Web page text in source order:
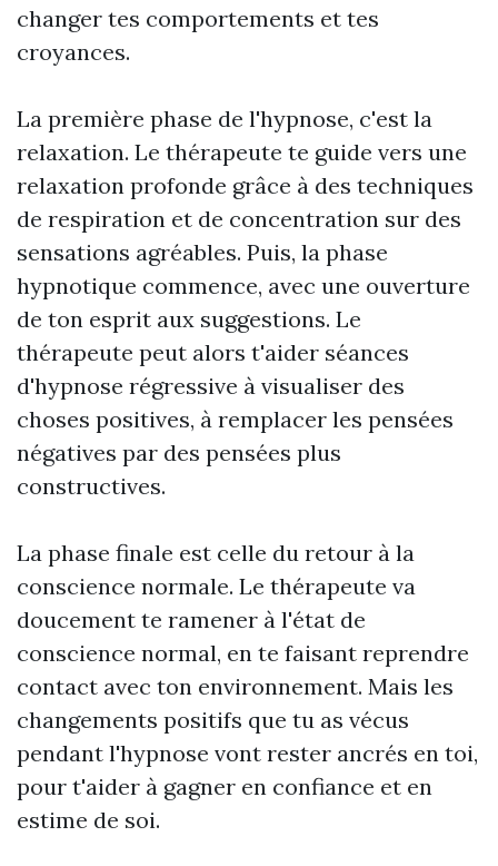
changer tes comportements et tes
croyances.
La première phase de l'hypnose, c'est la
relaxation. Le thérapeute te guide vers une
relaxation profonde grâce à des techniques
de respiration et de concentration sur des
sensations agréables. Puis, la phase
hypnotique commence, avec une ouverture
de ton esprit aux suggestions. Le
thérapeute peut alors t'aider séances
d'hypnose régressive à visualiser des
choses positives, à remplacer les pensées
négatives par des pensées plus
constructives.
La phase finale est celle du retour à la
conscience normale. Le thérapeute va
doucement te ramener à l'état de
conscience normal, en te faisant reprendre
contact avec ton environnement. Mais les
changements positifs que tu as vécus
pendant l'hypnose vont rester ancrés en toi,
pour t'aider à gagner en confiance et en
estime de soi.